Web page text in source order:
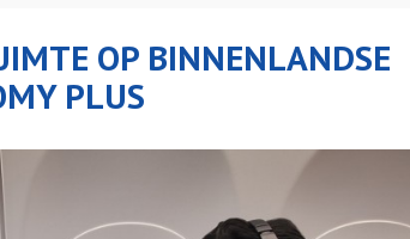
OP BINNENLANDSE
PLUS